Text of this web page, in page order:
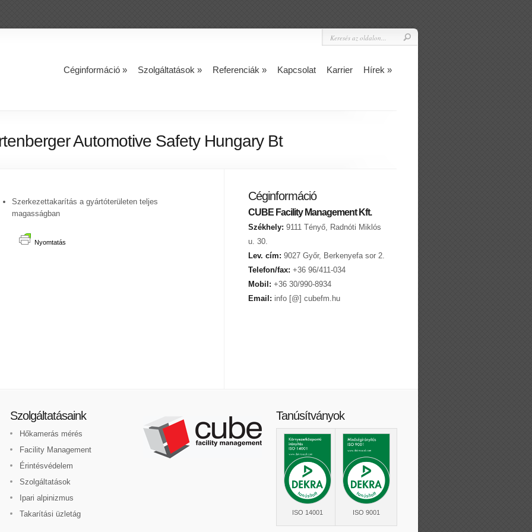
Céginformáció » Szolgáltatások » Referenciák » Kapcsolat Karrier Hírek »
Automotive Safety Hungary Bt
Szerkezettakarítás a gyártóterületen teljes
magasságban
Nyomtatás
Céginformáció
CUBE Facility Management Kft.
Székhely: 9111 Tényő, Radnóti Miklós
u. 30.
Lev. cím: 9027 Győr, Berkenyefa sor 2.
Telefon/fax: +36 96/411-034
Mobil: +36 30/990-8934
Email: info [@] cubefm.hu
Szolgáltatásaink
Hőkamerás mérés
Facility Management
Érintésvédelem
Szolgáltatások
Ipari alpinizmus
Takarítási üzletág
Tanúsítványok
ISO 14001 ISO 9001